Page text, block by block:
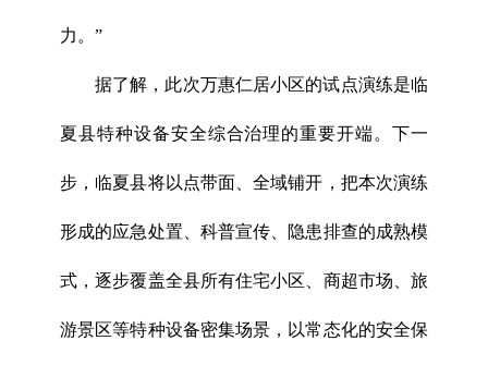
力。”
据了解，此次万惠仁居小区的试点演练是临
夏县特种设备安全综合治理的重要开端。下一
步，临夏县将以点带面、全域铺开，把本次演练
形成的应急处置、科普宣传、隐患排查的成熟模
式，逐步覆盖全县所有住宅小区、商超市场、旅
游景区等特种设备密集场景，以常态化的安全保